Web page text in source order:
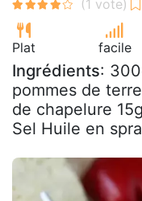
Plat facile
Ingrédients:
pommes de
de chapelure
Sel Huile en